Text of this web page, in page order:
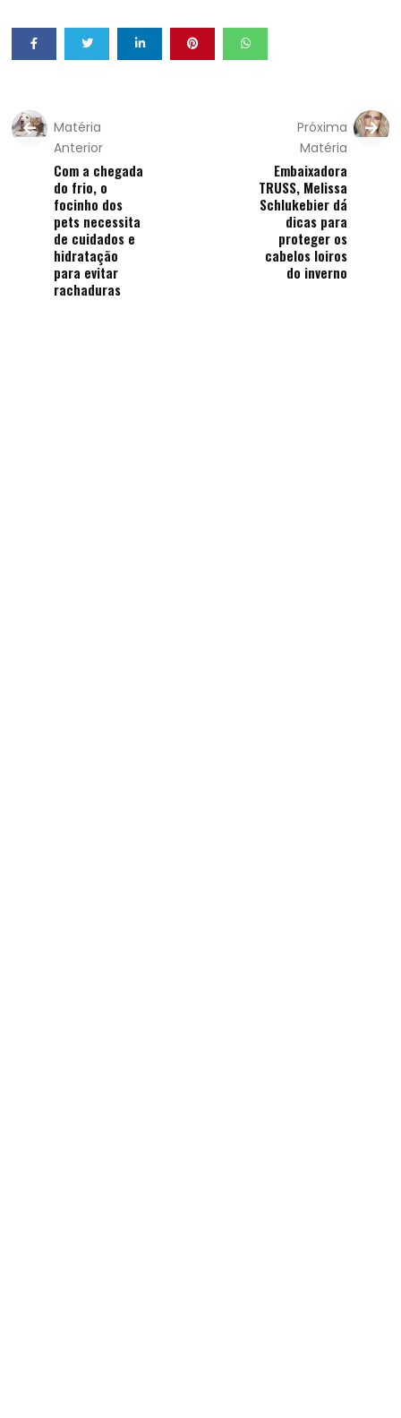
Matéria
Anterior
Com a chegada
do frio, o
focinho dos
pets necessita
de cuidados e
hidratação
para evitar
rachaduras
Próxima
Matéria
Embaixadora
TRUSS, Melissa
Schlukebier dá
dicas para
proteger os
cabelos loiros
do inverno